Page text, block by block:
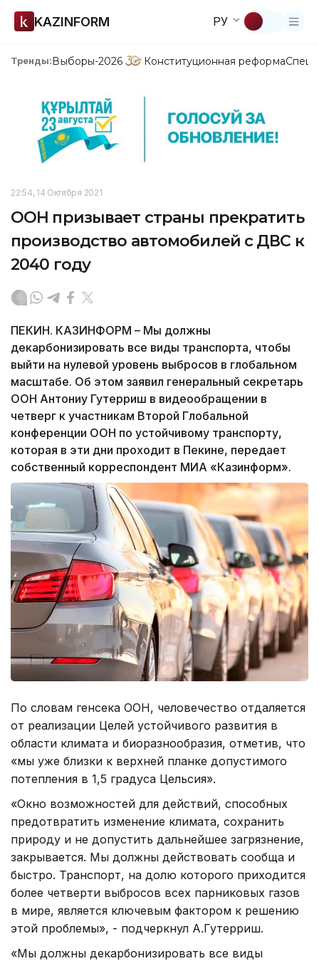
KAZINFORM РУ
Тренды:Выборы-2026 Конституционная реформа
22:54, 14 Октября 2021
ООН призывает страны прекратить
производство автомобилей с ДВС к
2040 году
ПЕКИН. КАЗИНФОРМ – Мы должны
декарбонизировать все виды транспорта, чтобы
выйти на нулевой уровень выбросов в глобальном
масштабе. Об этом заявил генеральный секретарь
ООН Антониу Гутерриш в видеообращении в
четверг к участникам Второй Глобальной
конференции ООН по устойчивому транспорту,
которая в эти дни проходит в Пекине, передает
собственный корреспондент МИА «Казинформ».
По словам генсека ООН, человечество отдаляется
от реализации Целей устойчивого развития в
области климата и биоразнообразия, отметив, что
«мы уже близки к верхней планке допустимого
потепления в 1,5 градуса Цельсия».
«Окно возможностей для действий, способных
предотвратить изменение климата, сохранить
природу и не допустить дальнейшее загрязнение,
закрывается. Мы должны действовать сообща и
быстро. Транспорт, на долю которого приходится
более четверти выбросов всех парниковых газов
в мире, является ключевым фактором к решению
этой проблемы», - подчеркнул А.Гутерриш.
«Мы должны декарбонизировать все виды